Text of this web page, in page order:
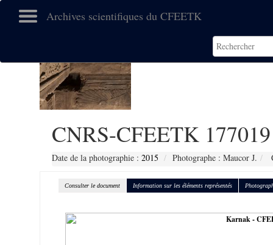
Archives scientifiques du CFEETK
CNRS-CFEETK 177019
Date de la photographie : 2015 Photographe : Maucor J.
Consulter le document Information sur les éléments représentés